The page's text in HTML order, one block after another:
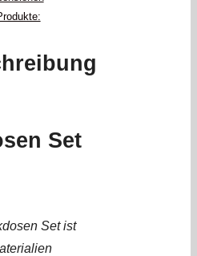
Set
Set ist